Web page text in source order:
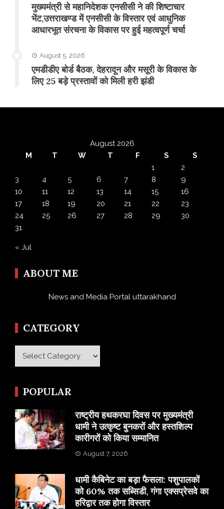
मुख्यमंत्री से महानिदेशक एनसीसी ने की शिष्टाचार
भेंट,उत्तराखण्ड में एनसीसी के विस्तार एवं आधुनिक
आधारभूत संरचना के विकास पर हुई महत्वपूर्ण चर्चा
August 5, 2026
एमडीडीए बोर्ड बैठक, देहरादून और मसूरी के विकास के
लिए 25 बड़े प्रस्तावों को मिली हरी झंडी
August 2026
M
T W T F S
S
1
2
3
4 5 6 7 8
9
10
11 12 13 14 15
16
17
18 19 20 21 22
23
24
25 26 27 28 29
30
31
« Jul
ABOUT ME
News and Media Portal uttarakhand
CATEGORY
Category
POPULAR
राष्ट्रीय हथकरघा दिवस पर मुख्यमंत्री
धामी ने उत्कृष्ट बुनकरों और हस्तशिल्प
कारीगरों को किया सम्मानित
August 7, 2026
​धामी कैबिनेट का बड़ा फैसला: पशुपालकों
को 60% तक सब्सिडी, गंगा एक्सप्रेसवे का
हरिद्वार तक होगा विस्तार